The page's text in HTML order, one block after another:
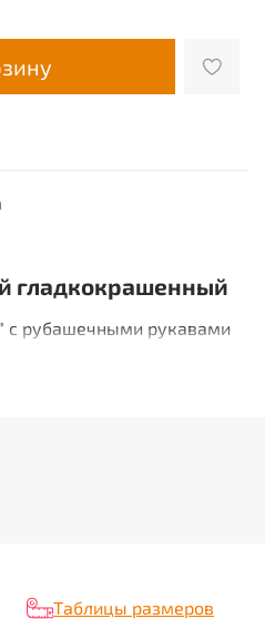
гладкокрашенный
с рубашечными рукавами
Для более
хорошо защищает
перепадов температур.
Таблицы размеров